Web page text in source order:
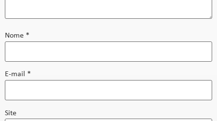
Nome *
E-mail *
Site